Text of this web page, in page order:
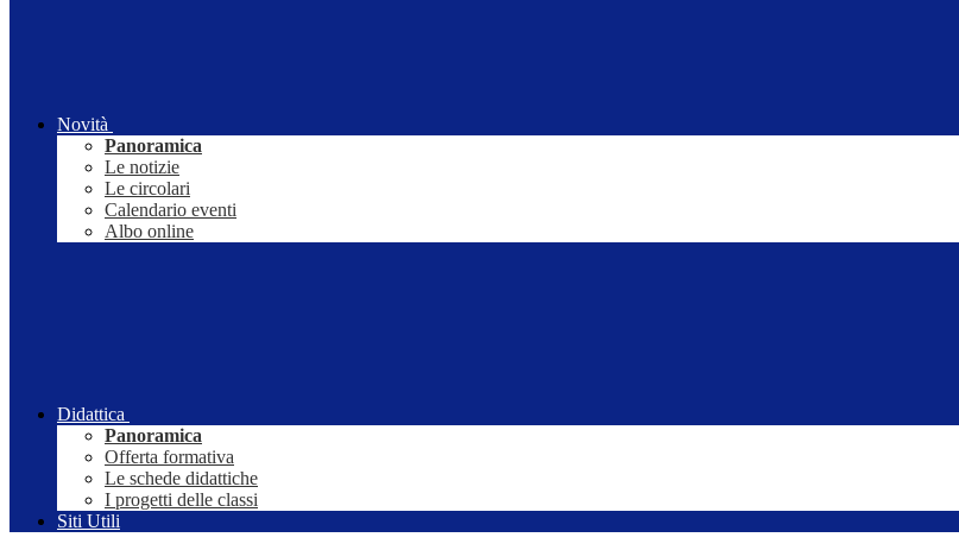
Novità
Panoramica
Le notizie
Le circolari
Calendario eventi
Albo online
Didattica
Panoramica
Offerta formativa
Le schede didattiche
I progetti delle classi
Siti Utili